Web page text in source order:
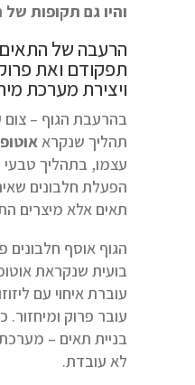
והיו גם תקופות
הרעבה של
תפקודם ואת
ויצירת מערכת
בהרעבת הגוף –
תהליך שנקרא
עצמו, בתהליך
הפעלת חלבונים
תאים אלא מיצרים
הגוף אוסף חלבונים
בועית שנקראת
עוברת איחוי עם
עובר פרוק
בניית תאים –
לא עובדת.